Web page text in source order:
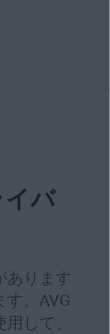
イバ
あります
。AVG
して、